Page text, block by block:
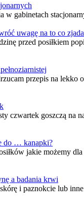
gabinetach
uwagę na to co
przed posiłkiem
przepis na
czwartek goszczą na
do … kanapki?
jakie możemy
a badania krwi
i paznokcie lub